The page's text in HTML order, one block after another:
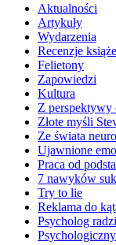
Aktualności
Artykuły
Wydarzenia
Recenzje
Felietony
Zapowiedzi
Kultura
Z perspektywy
Złote myśli
Ze świata
Ujawnione
Praca od
7 nawyków
Try to lie
Reklama do
Psycholog radzi